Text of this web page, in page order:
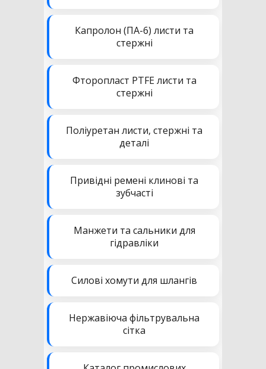
Капролон (ПА-6) листи та
стержні
Фторопласт PTFE листи та
стержні
Поліуретан листи, стержні та
деталі
Привідні ремені клинові та
зубчасті
Манжети та сальники для
гідравліки
Силові хомути для шлангів
Нержавіюча фільтрувальна
сітка